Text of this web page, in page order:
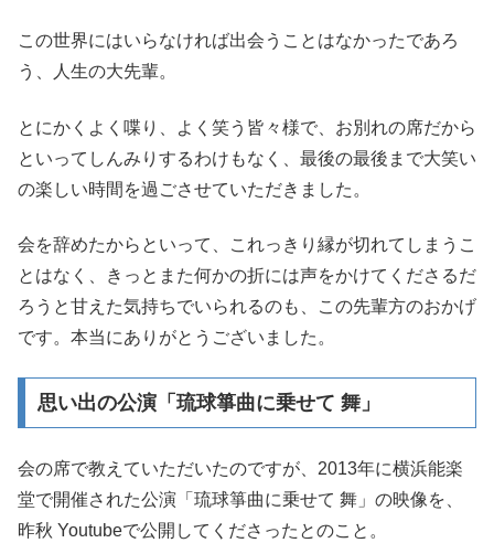
この世界にはいらなければ出会うことはなかったであろ
う、人生の大先輩。
とにかくよく喋り、よく笑う皆々様で、お別れの席だから
といってしんみりするわけもなく、最後の最後まで大笑い
の楽しい時間を過ごさせていただきました。
会を辞めたからといって、これっきり縁が切れてしまうこ
とはなく、きっとまた何かの折には声をかけてくださるだ
ろうと甘えた気持ちでいられるのも、この先輩方のおかげ
です。本当にありがとうございました。
思い出の公演「琉球箏曲に乗せて 舞」
会の席で教えていただいたのですが、2013年に横浜能楽
堂で開催された公演「琉球箏曲に乗せて 舞」の映像を、
昨秋 Youtubeで公開してくださったとのこと。